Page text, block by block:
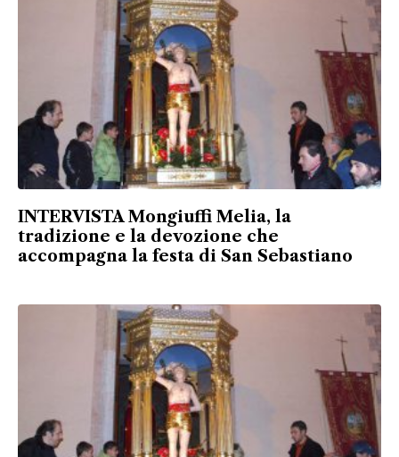
INTERVISTA Mongiuffi Melia, la
tradizione e la devozione che
accompagna la festa di San Sebastiano